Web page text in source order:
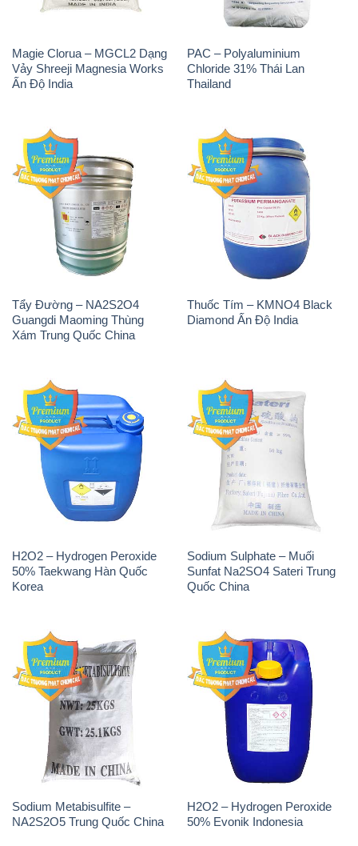
Magie Clorua – MGCL2 Dạng
Vảy Shreeji Magnesia Works
Ấn Độ India
PAC – Polyaluminium
Chloride 31% Thái Lan
Thailand
Tẩy Đường – NA2S2O4
Guangdi Maoming Thùng
Xám Trung Quốc China
Thuốc Tím – KMNO4 Black
Diamond Ấn Độ India
H2O2 – Hydrogen Peroxide
50% Taekwang Hàn Quốc
Korea
Sodium Sulphate – Muối
Sunfat Na2SO4 Sateri Trung
Quốc China
Sodium Metabisulfite –
NA2S2O5 Trung Quốc China
H2O2 – Hydrogen Peroxide
50% Evonik Indonesia